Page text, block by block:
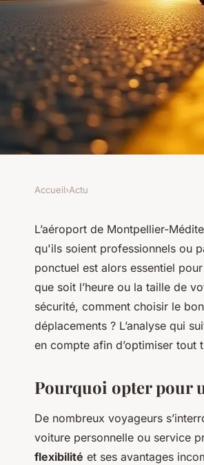
un
Accueil›Actu
L’aéroport de Montpellier-
qu'ils soient professionnels ou
ponctuel est alors essentiel
que soit l’heure ou la taille de
sécurité, comment choisir le
déplacements ? L’analyse qui
en compte afin d’optimiser tout
Pourquoi opter pour
De nombreux voyageurs
voiture personnelle ou service
flexibilité et ses avantages